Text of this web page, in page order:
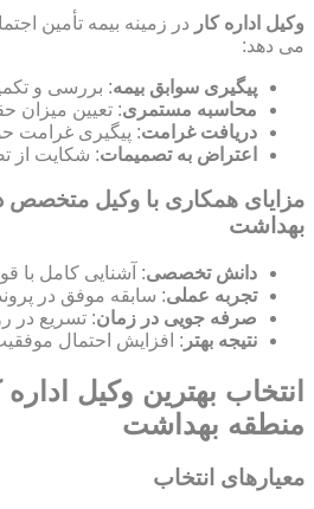
وکیل اداره کار در زمینه بیمه تأمین
می دهد:
پیگیری سوابق بیمه: بررسی و
محاسبه مستمری: تعیین میزان
دریافت غرامت: پیگیری غرامت
اعتراض به تصمیمات: شکایت از
مزایای همکاری با وکیل
بهداشت
دانش تخصصی: آشنایی کامل با
تجربه عملی: سابقه موفق در
صرفه جویی در زمان: تسریع در
نتیجه بهتر : افزایش احتمال
انتخاب بهترین وکیل
منطقه بهداشت
معیارهای انتخاب